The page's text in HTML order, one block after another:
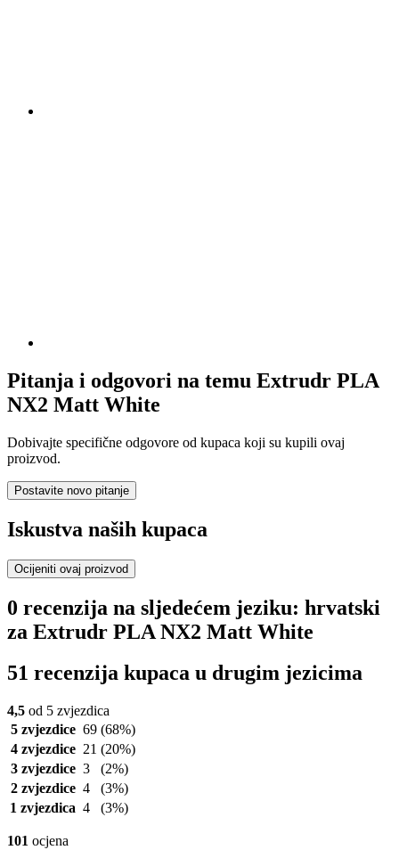
Pitanja i odgovori na temu Extrudr PLA
NX2 Matt White
Dobivajte specifične odgovore od kupaca koji su kupili ovaj
proizvod.
Postavite novo pitanje
Iskustva naših kupaca
Ocijeniti ovaj proizvod
0 recenzija na sljedećem jeziku: hrvatski
za Extrudr PLA NX2 Matt White
51 recenzija kupaca u drugim jezicima
4,5 od 5 zvjezdica
5 zvjezdice 69 (68%)
4 zvjezdice 21 (20%)
3 zvjezdice 3
(2%)
2 zvjezdice 4
(3%)
1 zvjezdica 4 (3%)
101 ocjena